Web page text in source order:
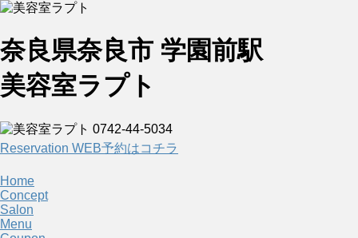
奈良県奈良市 学園前駅
美容室ラプト
Reservation WEB予約はコチラ
Home
Concept
Salon
Menu